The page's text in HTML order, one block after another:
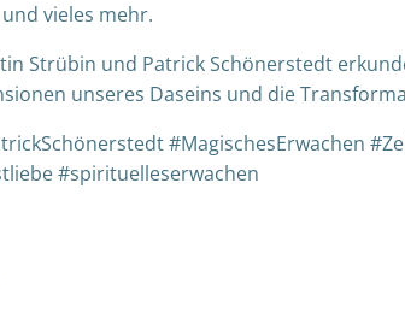
vieles mehr.
Strübin und Patrick Schönerstedt
unseres Daseins und die
#MagischesErwachen
#spirituelleserwachen